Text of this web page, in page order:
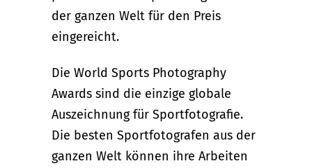
der ganzen Welt für den Preis
eingereicht.
Die World Sports Photography
Awards sind die einzige globale
Auszeichnung für Sportfotografie.
Die besten Sportfotografen aus der
ganzen Welt können ihre Arbeiten